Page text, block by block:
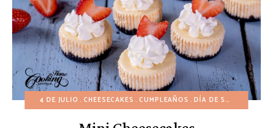
4 DE JULIO CHEESECAKES CUMPLEAÑOS DÍA DE SAN VALENTÍN